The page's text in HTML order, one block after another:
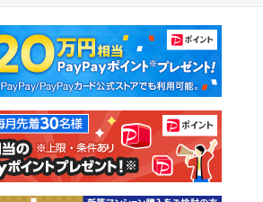
中古マンション
中古一戸建て
土地
教えて！住まいの先生